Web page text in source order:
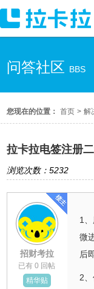
问答社区 BBS
您现在的位置： 首页 > 解
拉卡拉电签注册
浏览次数：5232
招财考拉
已有 0 回帖
精华贴
1
微
后
2